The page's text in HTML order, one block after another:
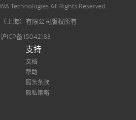
Technologies All Rights Reserved.
上海）有限公司版权所有
沪ICP备15042183
支持
文档
帮助
服务条款
隐私策略